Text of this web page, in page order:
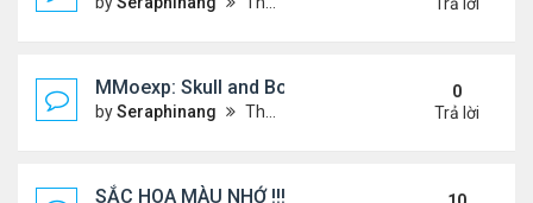
MMoexp: Skull and Bones Season 3: An Exciting
bySeraphinang Thứ 3 Tháng 11 26, 2024 7:46 pm
0
Trả lời
SẮC HOA MÀU NHỚ !!!